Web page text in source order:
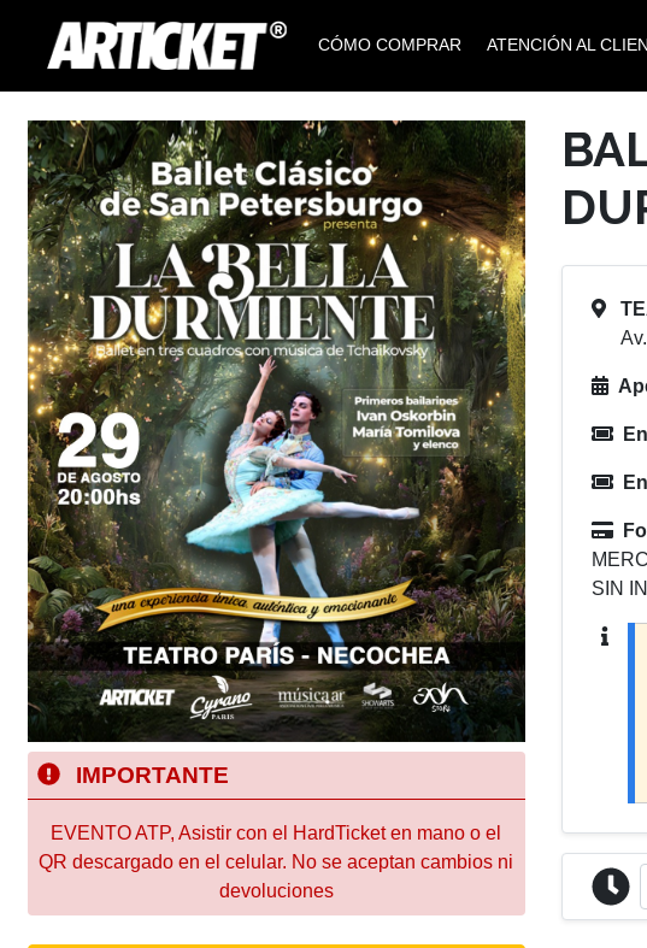
CÓMO COMPRAR ATENCIÓN AL
IMPORTANTE
EVENTO ATP, Asistir con el HardTicket en mano o el
QR descargado en el celular. No se aceptan cambios ni
devoluciones
SIN